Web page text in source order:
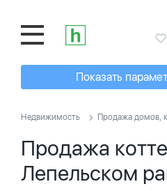
Показать
Недвижимость Продажа домов,
Продажа
Лепельском